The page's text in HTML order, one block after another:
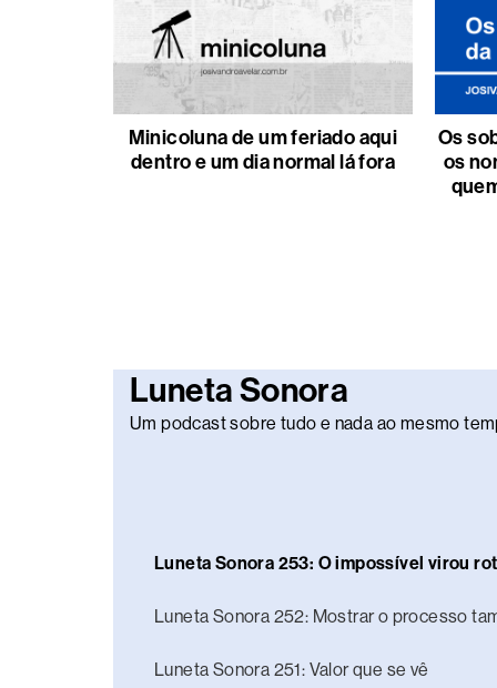
Minicoluna de um feriado aqui
dentro e um dia normal lá fora
Os
os
Luneta Sonora
Um podcast sobre tudo e nada ao mesmo
Luneta Sonora 253: O impossível virou
Luneta Sonora 252: Mostrar o processo
Luneta Sonora 251: Valor que se vê